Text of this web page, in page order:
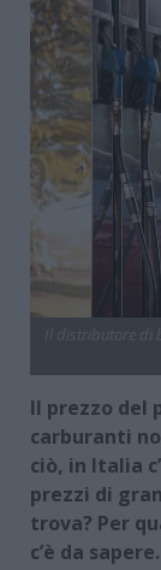
Il prezzo del
carburanti
ciò, in Italia
prezzi di
trova? Per
c’è da sapere.